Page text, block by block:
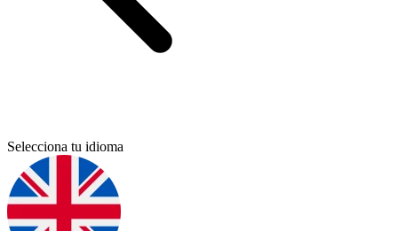
Selecciona tu idioma